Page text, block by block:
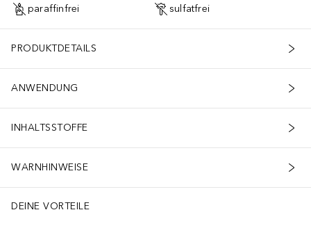
paraffinfrei sulfatfrei
PRODUKTDETAILS
ANWENDUNG
INHALTSSTOFFE
WARNHINWEISE
DEINE VORTEILE